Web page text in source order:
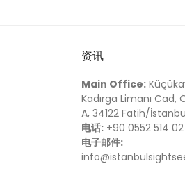
资讯
Main Office:
Kadırga Limanı Cad,
A, 34122 Fatih/
电话: +90 0552 514
电子邮件: